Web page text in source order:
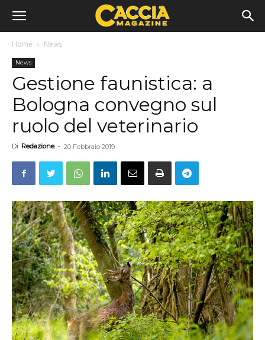
Home News
News
Gestione faunistica: a
Bologna convegno sul
ruolo del veterinario
Di Redazione - 20 Febbraio 2019